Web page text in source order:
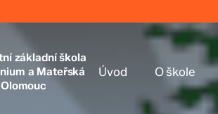
základní škola
a Mateřská
Úvod O škole